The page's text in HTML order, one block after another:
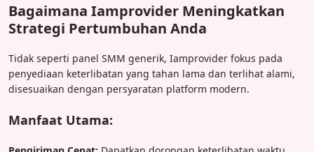
Bagaimana Iamprovider Meningkatkan
Strategi Pertumbuhan Anda
Tidak seperti panel SMM generik, Iamprovider fokus pada
penyediaan keterlibatan yang tahan lama dan terlihat alami,
disesuaikan dengan persyaratan platform modern.
Manfaat Utama: